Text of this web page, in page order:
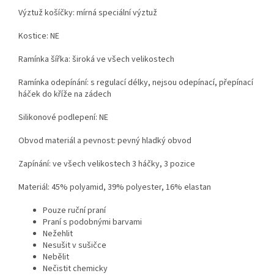
Výztuž košíčky: mírná speciální výztuž
Kostice: NE
Ramínka šířka: široká ve všech velikostech
Ramínka odepínání: s regulací délky, nejsou odepínací, přepínací
háček do kříže na zádech
Silikonové podlepení: NE
Obvod materiál a pevnost: pevný hladký obvod
Zapínání: ve všech velikostech 3 háčky, 3 pozice
Materiál: 45% polyamid, 39% polyester, 16% elastan
Pouze ruční praní
Praní s podobnými barvami
Nežehlit
Nesušit v sušičce
Nebělit
Nečistit chemicky